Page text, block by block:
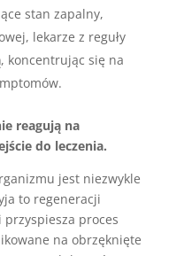
stan zapalny,
lekarze z reguły
, koncentrując się na
reagują na
do leczenia.
jest niezwykle
to regeneracji
przyspiesza proces
na obrzęknięte